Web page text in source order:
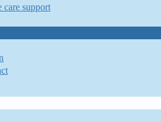
care support